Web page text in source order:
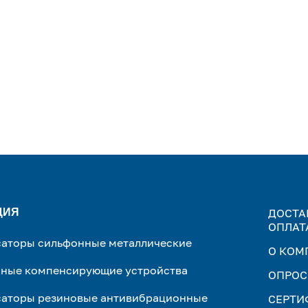
сильфонные металлические
компенсирующие устройства
резиновые антивибрационные
О